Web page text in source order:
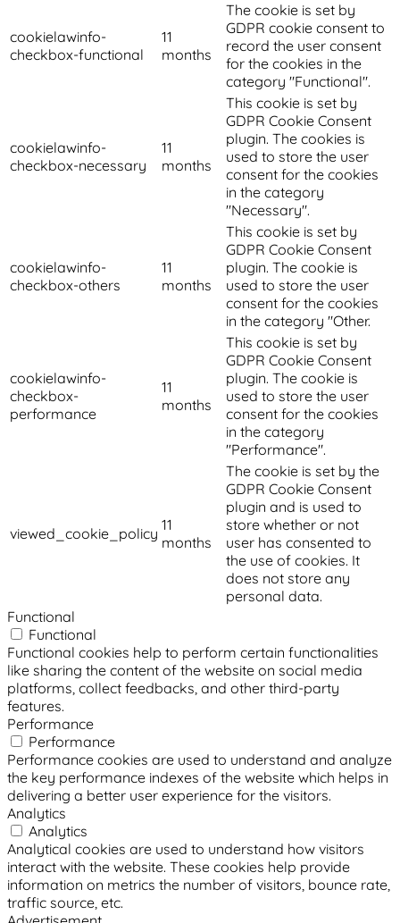
cookielawinfo-
checkbox-functional
11
months
The cookie is set by
GDPR cookie consent to
record the user consent
for the cookies in the
category "Functional".
cookielawinfo-
checkbox-necessary
11
months
This cookie is set by
GDPR Cookie Consent
plugin. The cookies is
used to store the user
consent for the cookies
in the category
"Necessary".
cookielawinfo-
checkbox-others
11
months
This cookie is set by
GDPR Cookie Consent
plugin. The cookie is
used to store the user
consent for the cookies
in the category "Other.
cookielawinfo-
checkbox-
performance
11
months
This cookie is set by
GDPR Cookie Consent
plugin. The cookie is
used to store the user
consent for the cookies
in the category
"Performance".
viewed_cookie_policy 11
months
The cookie is set by the
GDPR Cookie Consent
plugin and is used to
store whether or not
user has consented to
the use of cookies. It
does not store any
personal data.
Functional
Functional
Functional cookies help to perform certain functionalities
like sharing the content of the website on social media
platforms, collect feedbacks, and other third-party
features.
Performance
Performance
Performance cookies are used to understand and analyze
the key performance indexes of the website which helps in
delivering a better user experience for the visitors.
Analytics
Analytics
Analytical cookies are used to understand how visitors
interact with the website. These cookies help provide
information on metrics the number of visitors, bounce rate,
traffic source, etc.